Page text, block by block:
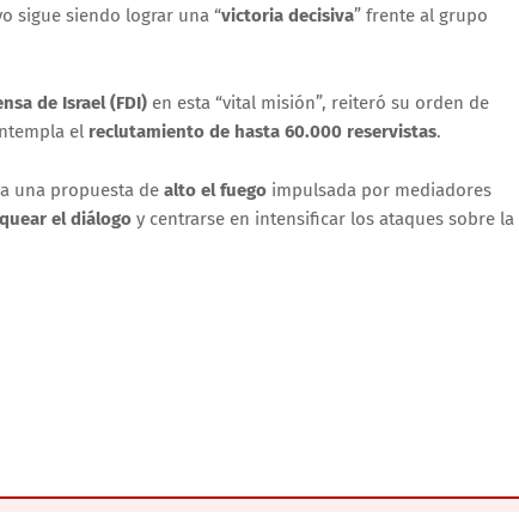
sigue siendo lograr una “victoria decisiva” frente al grupo
de Israel (FDI) en esta “vital misión”, reiteró su orden de
el reclutamiento de hasta 60.000 reservistas.
una propuesta de alto el fuego impulsada por mediadores
el diálogo y centrarse en intensificar los ataques sobre la